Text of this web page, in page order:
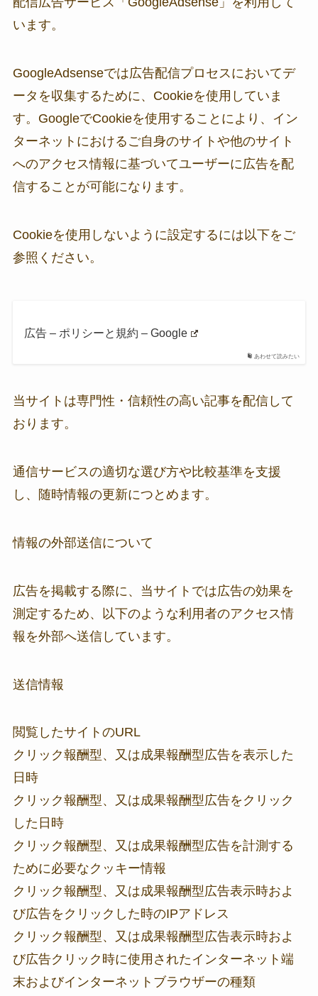
います。
GoogleAdsenseでは広告配信プロセスにおいてデ
ータを収集するために、Cookieを使用していま
す。GoogleでCookieを使用することにより、イン
ターネットにおけるご自身のサイトや他のサイト
へのアクセス情報に基づいてユーザーに広告を配
信することが可能になります。
Cookieを使用しないように設定するには以下をご
参照ください。
あわせて読みたい
広告 – ポリシーと規約 – Google
当サイトは専門性・信頼性の高い記事を配信して
おります。
通信サービスの適切な選び方や比較基準を支援
し、随時情報の更新につとめます。
情報の外部送信について
広告を掲載する際に、当サイトでは広告の効果を
測定するため、以下のような利用者のアクセス情
報を外部へ送信しています。
送信情報
閲覧したサイトのURL
クリック報酬型、又は成果報酬型広告を表示した
日時
クリック報酬型、又は成果報酬型広告をクリック
した日時
クリック報酬型、又は成果報酬型広告を計測する
ために必要なクッキー情報
クリック報酬型、又は成果報酬型広告表示時およ
び広告をクリックした時のIPアドレス
クリック報酬型、又は成果報酬型広告表示時およ
び広告クリック時に使用されたインターネット端
末およびインターネットブラウザーの種類